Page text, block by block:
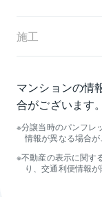
施工
マンションの情
合がございます。
分譲当時のパンフレ
情報が異なる場合が
不動産の表示に関す
り、交通利便情報